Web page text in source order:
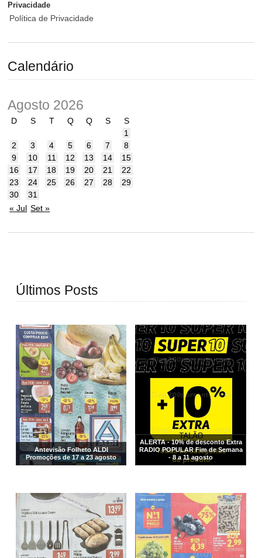
Privacidade
Política de Privacidade
Calendário
Agosto 2026
D S T Q Q S
S
1
2
3 4 5 6 7
8
9
10 11 12 13 14
15
16
17 18 19 20 21
22
23
24 25 26 27 28
29
30
31
« Jul Set »
Últimos Posts
Antevisão Folheto ALDI
Promoções de 17 a 23 agosto
ALERTA - 10% de desconto Extra
RADIO POPULAR Fim de Semana
- 8 a 11 agosto